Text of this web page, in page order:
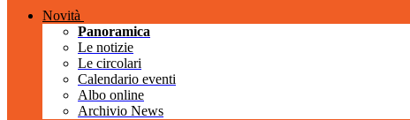
Novità
Panoramica
Le notizie
Le circolari
Calendario eventi
Albo online
Archivio News